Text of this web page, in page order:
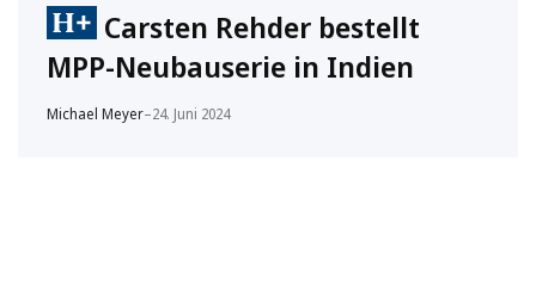
Carsten Rehder bestellt
MPP-Neubauserie in Indien
Michael Meyer–24. Juni 2024